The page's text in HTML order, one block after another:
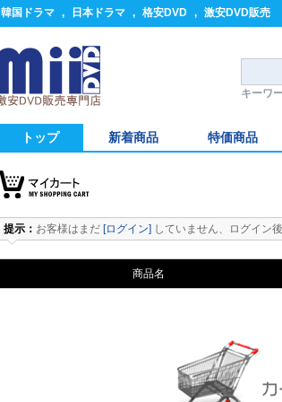
韓国ドラマ , 日本ドラマ , 格安DVD , 激安DVD販売
キーワ
トップ 新着商品 特価商品
提示： お客様はまだ [ログイン] していません、ログイン
商品名